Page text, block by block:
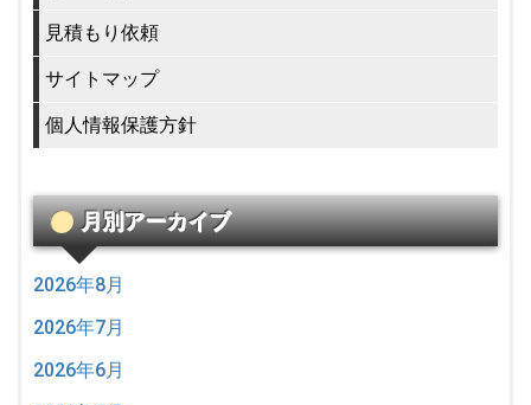
見積もり依頼
サイトマップ
個人情報保護方針
月別アーカイブ
2026年8月
2026年7月
2026年6月